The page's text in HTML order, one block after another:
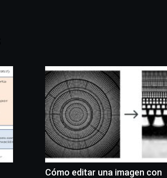
Cómo editar una imagen con